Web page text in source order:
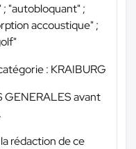
; "autobloquant" ;
accoustique" ;
: KRAIBURG
GENERALES avant
rédaction de ce